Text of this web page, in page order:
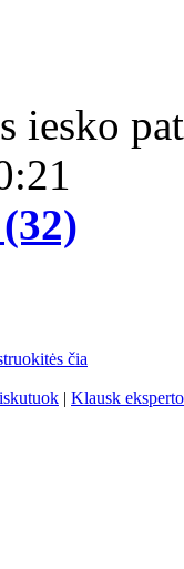
iesko
čia
| Klausk eksperto